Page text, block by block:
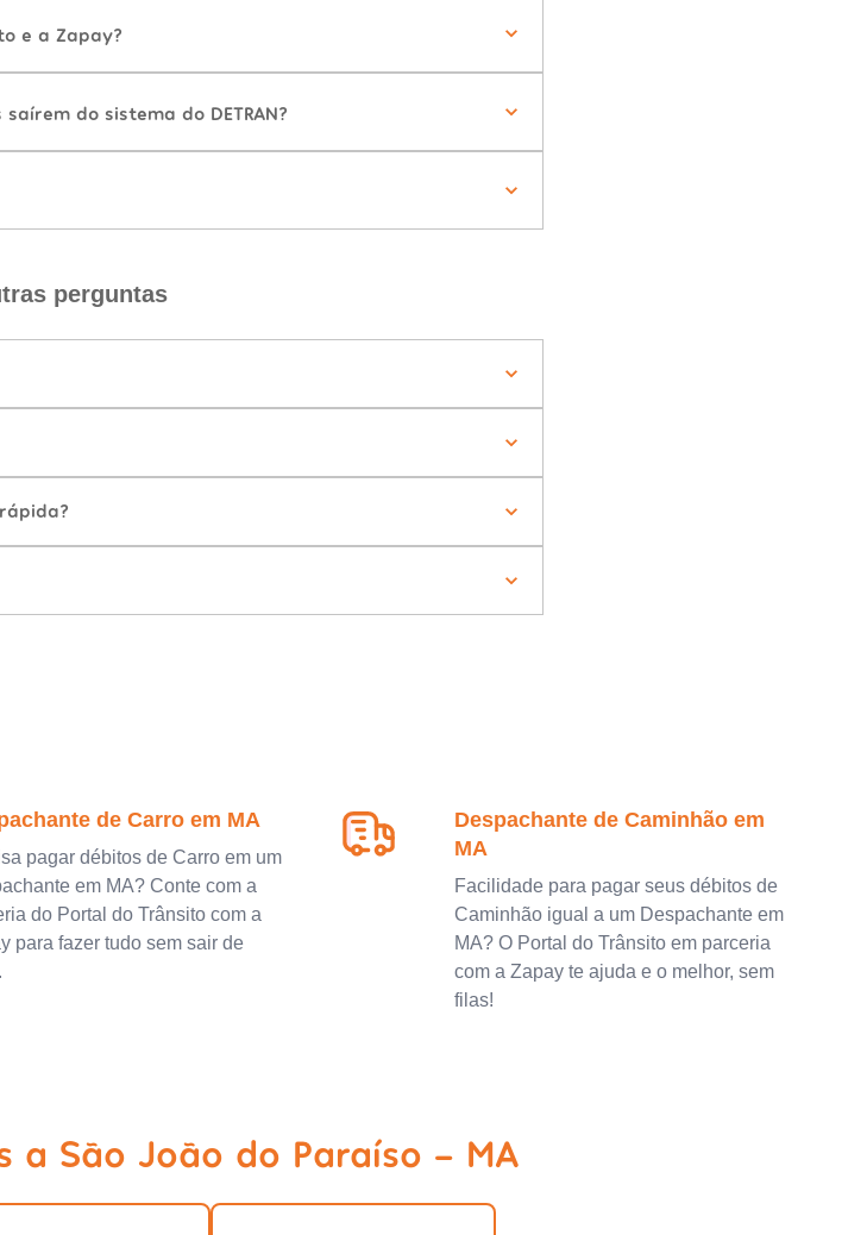
e a Zapay?
do sistema do DETRAN?
perguntas
de Carro em MA
pagar débitos de Carro em um
em MA? Conte com a
do Portal do Trânsito com a
para fazer tudo sem sair de
Despachante de Caminhão em
MA
Facilidade para pagar seus débitos de
Caminhão igual a um Despachante em
MA? O Portal do Trânsito em parceria
com a Zapay te ajuda e o melhor, sem
filas!
a São João do Paraíso - MA